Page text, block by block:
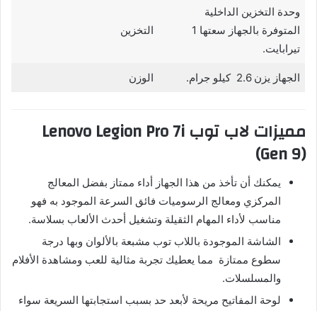
وحدة التخزين الداخلية
المتوفرة بالجهاز سعتها 1
تيرابايت.
التخزين
الجهاز يزن 2.6 كيلو جرام. الوزن
مميزات لاب توب Lenovo Legion Pro 7i
(Gen 9)
يمكنك أن تأخذ من هذا الجهاز أداء ممتاز بفضل المعالج
المركزي ومعالج الرسوميات فائق السرعة الموجود به فهو
مناسب لأداء المهام الثقيلة وتشغيل أحدث الألعاب بسلاسة.
الشاشة الموجودة باللاب توب مشبعة بالألوان وبها درجة
سطوع ممتازة مما يعطيك تجربة مثالية للعب ومشاهدة الأفلام
والمسلسلات.
لوحة المفاتيح مريحة لأبعد حد بسبب استجابتها السريعة سواء